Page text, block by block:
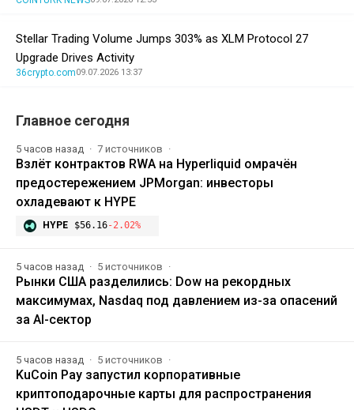
Stellar Trading Volume Jumps 303% as XLM Protocol 27
Upgrade Drives Activity
36crypto.com09.07.2026 13:37
Главное сегодня
5 часов назад 7 источников
Взлёт контрактов RWA на Hyperliquid омрачён
предостережением JPMorgan: инвесторы
охладевают к HYPE
HYPE $56.16-2.02%
5 часов назад 5 источников
Рынки США разделились: Dow на рекордных
максимумах, Nasdaq под давлением из-за опасений
за AI-сектор
5 часов назад 5 источников
KuCoin Pay запустил корпоративные
криптоподарочные карты для распространения